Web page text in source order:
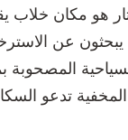
خلاب يقدم
عن الاسترخاء
المصحوبة
تدعو